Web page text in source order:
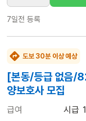
7일전 등록
도보 30분 이상 예상
[본동/등급 없음/
양보호사 모집
급여
시급